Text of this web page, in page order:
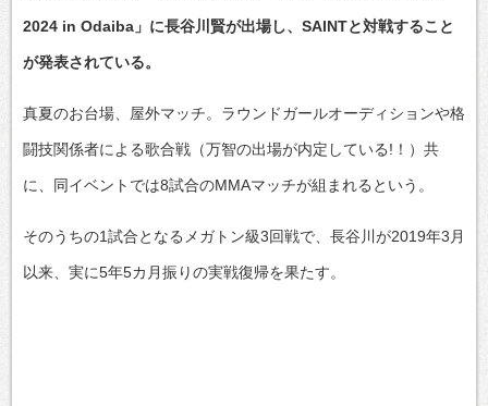
2024 in Odaiba」に長谷川賢が出場し、SAINTと対戦すること
が発表されている。
真夏のお台場、屋外マッチ。ラウンドガールオーディションや格
闘技関係者による歌合戦（万智の出場が内定している!！）共
に、同イベントでは8試合のMMAマッチが組まれるという。
そのうちの1試合となるメガトン級3回戦で、長谷川が2019年3月
以来、実に5年5カ月振りの実戦復帰を果たす。